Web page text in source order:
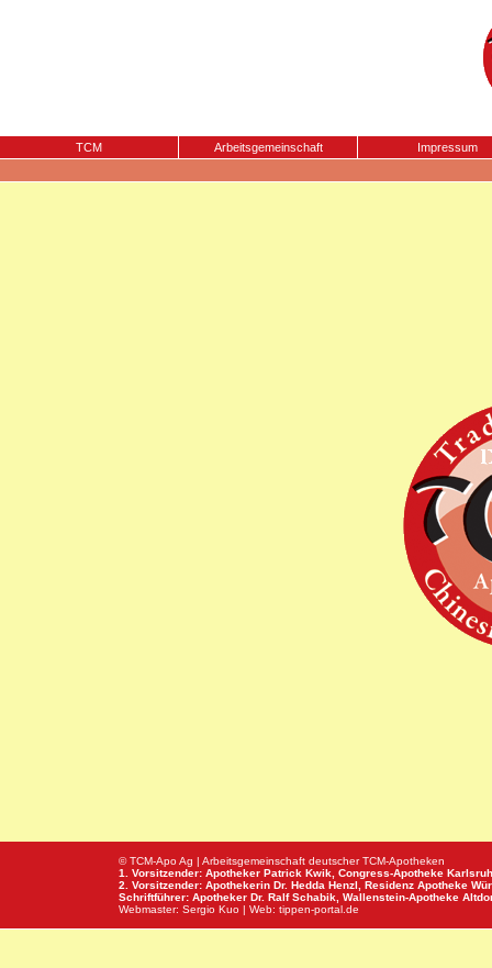
TCM Arbeitsgemeinschaft Impressum
© TCM-Apo Ag | Arbeitsgemeinschaft deutscher TCM-Apotheken
1. Vorsitzender: Apotheker Patrick Kwik, Congress-Apotheke
2. Vorsitzender: Apothekerin Dr. Hedda Henzl, Residenz Apotheke
Schriftführer: Apotheker Dr. Ralf Schabik, Wallenstein-Apotheke
Webmaster: Sergio Kuo | Web: tippen-portal.de